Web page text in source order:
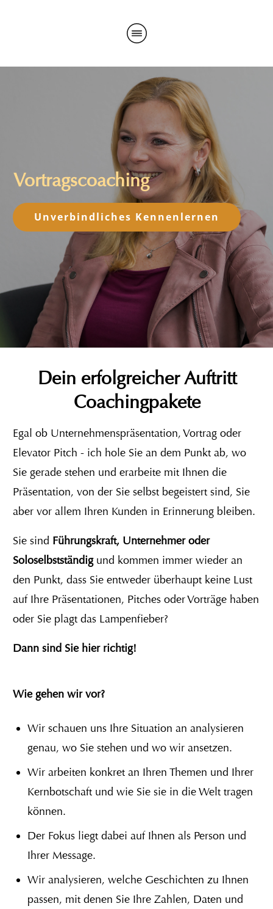
Vortragscoaching
Unverbindliches Kennenlernen
Dein erfolgreicher Auftritt
Coachingpakete
Egal ob Unternehmenspräsentation, Vortrag oder
Elevator Pitch - ich hole Sie an dem Punkt ab, wo
Sie gerade stehen und erarbeite mit Ihnen die
Präsentation, von der Sie selbst begeistert sind, Sie
aber vor allem Ihren Kunden in Erinnerung bleiben.
Sie sind Führungskraft, Unternehmer oder
Soloselbstständigund kommen immer wieder an
den Punkt, dass Sie entweder überhaupt keine Lust
auf Ihre Präsentationen, Pitches oder Vorträge haben
oder Sie plagt das Lampenfieber?
Dann sind Sie hier richtig!
Wie gehen wir vor?
Wir schauen uns Ihre Situation an analysieren
genau, wo Sie stehen und wo wir ansetzen.
Wir arbeiten konkret an Ihren Themen und Ihrer
Kernbotschaft und wie Sie sie in die Welt tragen
können.
Der Fokus liegt dabei auf Ihnen als Person und
Ihrer Message.
Wir analysieren, welche Geschichten zu Ihnen
passen, mit denen Sie Ihre Zahlen, Daten und